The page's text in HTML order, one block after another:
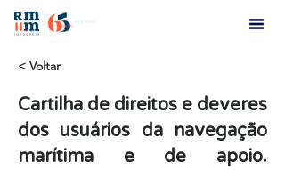
< Voltar
Cartilha de direitos e deveres
dos usuários da navegação
marítima e de apoio.